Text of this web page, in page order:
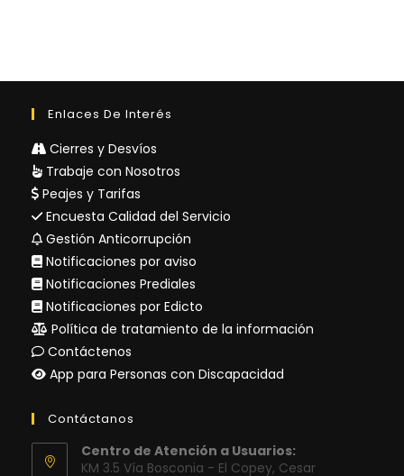
Enlaces De Interés
Cierres y Desvíos
Trabaje con Nosotros
Peajes y Tarifas
Encuesta Calidad del Servicio
Gestión Anticorrupción
Notificaciones por aviso
Notificaciones Prediales
Notificaciones por Edicto
Política de tratamiento de la información
Contáctenos
App para Personas con Discapacidad
Contáctanos
Centro de Atención a Usuarios:
KM 3.5 Vía Bosconia - El Copey, Cesar